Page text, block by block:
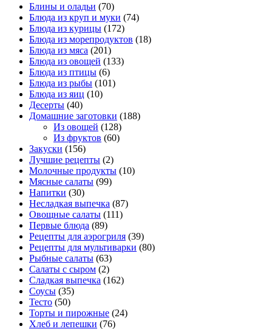
Блины и оладьи (70)
Блюда из круп и муки (74)
Блюда из курицы (172)
Блюда из морепродуктов (18)
Блюда из мяса (201)
Блюда из овощей (133)
Блюда из птицы (6)
Блюда из рыбы (101)
Блюда из яиц (10)
Десерты (40)
Домашние заготовки (188)
Из овощей (128)
Из фруктов (60)
Закуски (156)
Лучшие рецепты (2)
Молочные продукты (10)
Мясные салаты (99)
Напитки (30)
Несладкая выпечка (87)
Овощные салаты (111)
Первые блюда (89)
Рецепты для аэрогриля (39)
Рецепты для мультиварки (80)
Рыбные салаты (63)
Салаты с сыром (2)
Сладкая выпечка (162)
Соусы (35)
Тесто (50)
Торты и пирожные (24)
Хлеб и лепешки (76)